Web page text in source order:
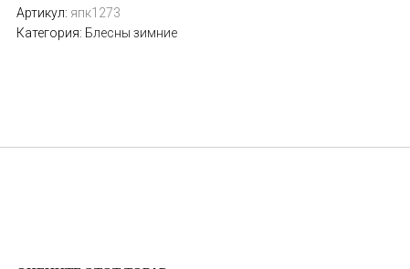
Артикул: япк1273
Категория: Блесны зимние